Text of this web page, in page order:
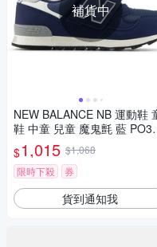
補貨中
NEW BALANCE NB 運動鞋
鞋 中童 兒童 魔鬼氈 藍
AA2-W楦
$1,015 $1,068
限時下殺
券
貨到通知我